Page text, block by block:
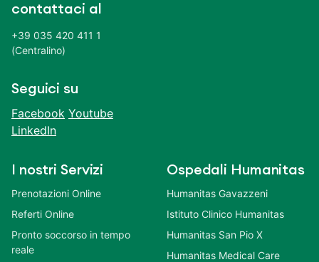
contattaci al
+39 035 420 411 1
(Centralino)
Seguici su
Facebook Youtube
LinkedIn
I nostri Servizi
Prenotazioni Online
Referti Online
Pronto soccorso in tempo
reale
Ospedali Humanitas
Humanitas Gavazzeni
Istituto Clinico Humanitas
Humanitas San Pio X
Humanitas Medical Care